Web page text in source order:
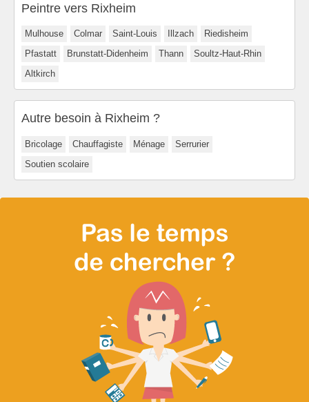
Peintre vers Rixheim
Mulhouse Colmar Saint-Louis Illzach
Riedisheim
Pfastatt
Brunstatt-Didenheim Thann
Soultz-Haut-Rhin
Altkirch
Autre besoin à Rixheim ?
Bricolage Chauffagiste Ménage
Serrurier
Soutien scolaire